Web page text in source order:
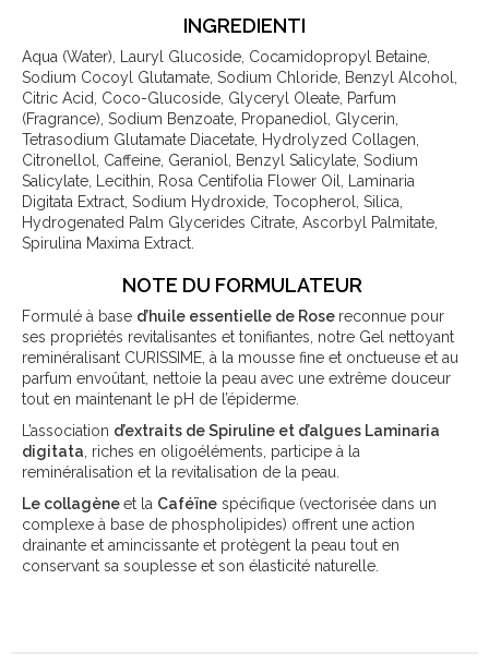
INGREDIENTI
Aqua (Water), Lauryl Glucoside, Cocamidopropyl Betaine,
Sodium Cocoyl Glutamate, Sodium Chloride, Benzyl Alcohol,
Citric Acid, Coco-Glucoside, Glyceryl Oleate, Parfum
(Fragrance), Sodium Benzoate, Propanediol, Glycerin,
Tetrasodium Glutamate Diacetate, Hydrolyzed Collagen,
Citronellol, Caffeine, Geraniol, Benzyl Salicylate, Sodium
Salicylate, Lecithin, Rosa Centifolia Flower Oil, Laminaria
Digitata Extract, Sodium Hydroxide, Tocopherol, Silica,
Hydrogenated Palm Glycerides Citrate, Ascorbyl Palmitate,
Spirulina Maxima Extract.
NOTE DU FORMULATEUR
Formulé à base d’huile essentielle de Rose reconnue pour
ses propriétés revitalisantes et tonifiantes, notre Gel nettoyant
reminéralisant CURISSIME, à la mousse fine et onctueuse et au
parfum envoûtant, nettoie la peau avec une extrême douceur
tout en maintenant le pH de l’épiderme.
L’association d’extraits de Spiruline et d’algues Laminaria
digitata , riches en oligoéléments, participe à la
reminéralisation et la revitalisation de la peau.
Le collagèneet la Caféïne spécifique (vectorisée dans un
complexe à base de phospholipides) offrent une action
drainante et amincissante et protègent la peau tout en
conservant sa souplesse et son élasticité naturelle.